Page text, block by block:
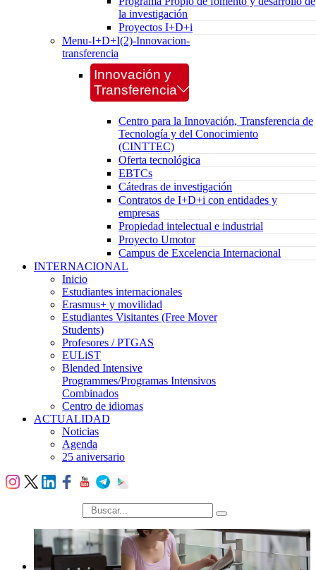
la investigación
Proyectos I+D+i
Menu-I+D+I(2)-Innovacion-
transferencia
Innovación y
Transferencia
Centro para la Innovación, Transferencia de
Tecnología y del Conocimiento
(CINTTEC)
Oferta tecnológica
EBTCs
Cátedras de investigación
Contratos de I+D+i con entidades y
empresas
Propiedad intelectual e industrial
Proyecto Umotor
Campus de Excelencia Internacional
INTERNACIONAL
Inicio
Estudiantes internacionales
Erasmus+ y movilidad
Estudiantes Visitantes (Free Mover
Students)
Profesores / PTGAS
EULiST
Blended Intensive
Programmes/Programas Intensivos
Combinados
Centro de idiomas
ACTUALIDAD
Noticias
Agenda
25 aniversario
búsqueda